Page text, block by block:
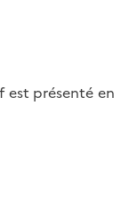
est présenté en